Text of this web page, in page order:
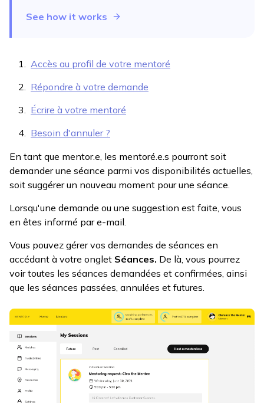
See how it works
Accès au profil de votre mentoré
Répondre à votre demande
Écrire à votre mentoré
Besoin d'annuler ?
En tant que mentor.e, les mentoré.e.s pourront soit
demander une séance parmi vos disponibilités actuelles,
soit suggérer un nouveau moment pour une séance.
Lorsqu'une demande ou une suggestion est faite, vous
en êtes informé par e-mail.
Vous pouvez gérer vos demandes de séances en
accédant à votre onglet Séances. De là, vous pourrez
voir toutes les séances demandées et confirmées, ainsi
que les séances passées, annulées et futures.